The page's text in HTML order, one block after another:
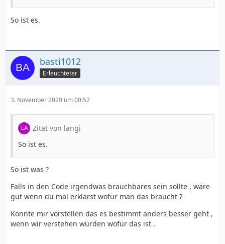
So ist es.
basti1012
Erleuchteter
3. November 2020 um 00:52
Zitat von langi
So ist es.
So ist was ?
Falls in den Code irgendwas brauchbares sein sollte , wäre
gut wenn du mal erklärst wofür man das braucht ?
Könnte mir vorstellen das es bestimmt anders besser geht ,
wenn wir verstehen würden wofür das ist .